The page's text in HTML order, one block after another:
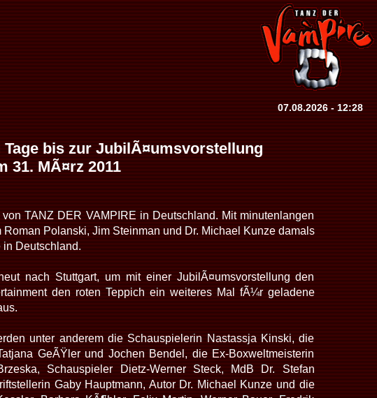
07.08.2026 - 12:28
bis zur JubilÃ¤umsvorstellung
31. MÃ¤rz 2011
TANZ DER VAMPIRE in Deutschland. Mit minutenlangen
Polanski, Jim Steinman und Dr. Michael Kunze damals
Deutschland.
nach Stuttgart, um mit einer JubilÃ¤umsvorstellung den
den roten Teppich ein weiteres Mal fÃ¼r geladene
unter anderem die Schauspielerin Nastassja Kinski, die
GeÃŸler und Jochen Bendel, die Ex-Boxweltmeisterin
Schauspieler Dietz-Werner Steck, MdB Dr. Stefan
Gaby Hauptmann, Autor Dr. Michael Kunze und die